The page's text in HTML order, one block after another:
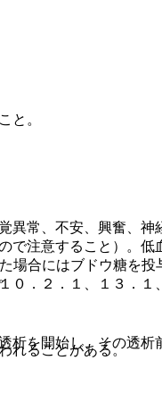
を開始し、その透析
と。
常、不安、興奮、神
注意すること）。低
合にはブドウ糖を投
．２．１、１３．１
れることがある。